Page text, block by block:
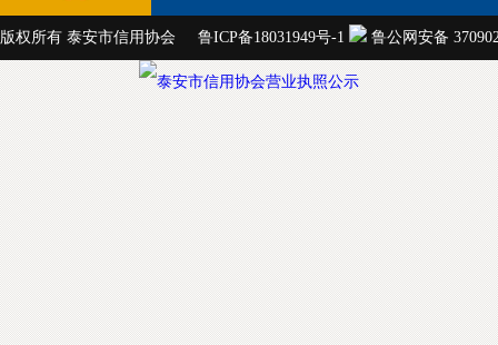
版权所有 泰安市信用协会 鲁ICP备18031949号-1 鲁公网安备